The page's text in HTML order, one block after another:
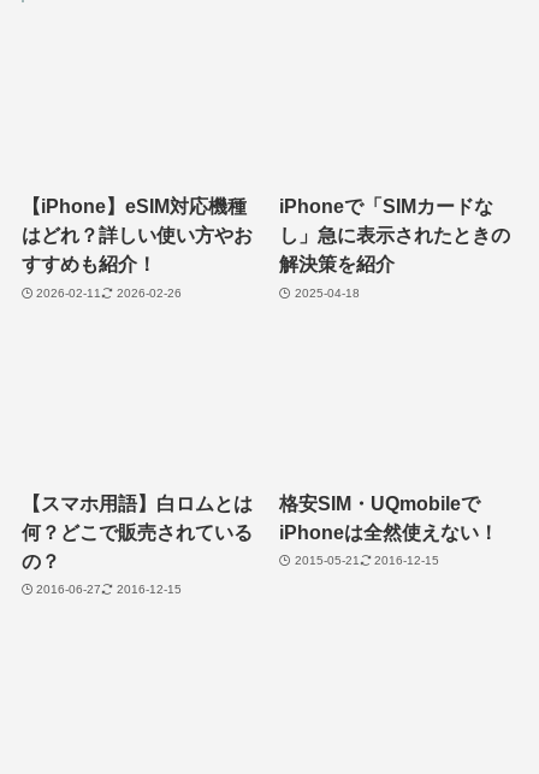
【iPhone】eSIM対応機種
はどれ？詳しい使い方やお
すすめも紹介！
2026-02-11 2026-02-26
iPhoneで「SIMカードな
し」急に表示されたときの
解決策を紹介
2025-04-18
【スマホ用語】白ロムとは
何？どこで販売されている
の？
2016-06-27 2016-12-15
格安SIM・UQmobileで
iPhoneは全然使えない！
2015-05-21 2016-12-15